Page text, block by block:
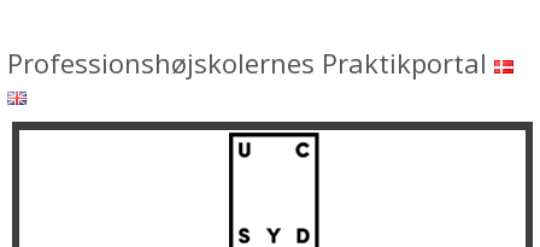
Professionshøjskolernes Praktikportal